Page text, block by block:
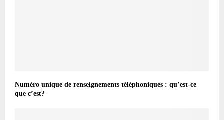
Numéro unique de renseignements téléphoniques : qu’est-ce
que c’est?